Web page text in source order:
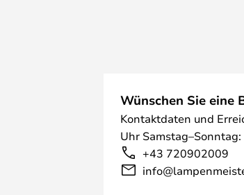
Wünschen Sie eine
Kontaktdaten und
Uhr
+43 720902009